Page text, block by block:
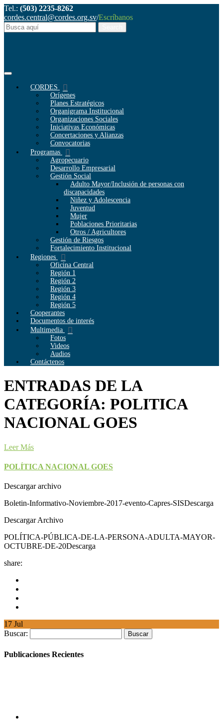
Tel.: (503) 2235-8262
cordes.central@cordes.org.sv/Escríbanos
CORDES
Orígenes
Planes Estratégicos
Organigrama Institucional
Organizaciones Sociales
Iniciativas Económicas
Concertaciones y Alianzas
Convocatorias
Programas
Agropecuario
Desarrollo Empresarial
Gestión Social
Adulto Mayor/Inclusión de personas con
discapacidades
Niñez y Adolescencia
Juventud
Mujer
Poblaciones Prioritarias
Otros / Agricultores
Gestión de Riesgos
Fortalecimiento Institucional
Regiones
Oficina Central
Región 1
Región 2
Región 3
Región 4
Región 5
Cooperantes
Documentos de interés
Multimedia
Fotos
Videos
Audios
Contáctenos
ENTRADAS DE LA
CATEGORÍA: POLITICA
NACIONAL GOES
Leer Más
POLÍTICA NACIONAL GOES
Descargar archivo
Boletin-Informativo-Noviembre-2017-evento-Capres-SISDescarga
Descargar Archivo
POLÍTICA-PÚBLICA-DE-LA-PERSONA-ADULTA-MAYOR-
OCTUBRE-DE-20Descarga
share:
17 Jul
Buscar:
Publicaciones Recientes